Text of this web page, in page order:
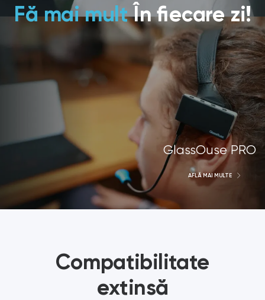
Fă mai multÎn fiecare zi!
GlassOuse PRO
AFLĂ MAI MULTE
Compatibilitate
extinsă